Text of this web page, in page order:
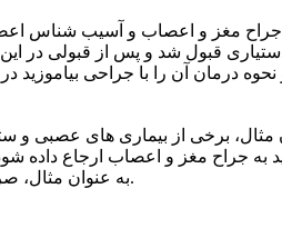
مغز و اعصاب و آسیب شناس
قبول شد و پس از قبولی
درمان آن را با جراحی
برخی از بیماری های عصبی و
به جراح مغز و اعصاب ارجاع
به عنوان مثال، صرع یا بیماری پارکینسون درمان تهاجمی ندارد و تنها توسط متخصص مغز و اعصاب قابل درمان است.